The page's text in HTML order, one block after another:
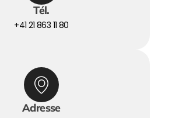
Tél.
+41 21 863 11 80
Adresse